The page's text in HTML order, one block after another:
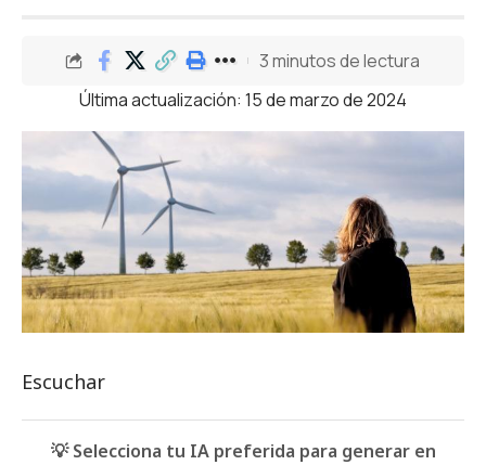
Última actualización: 15 de marzo de 2024
3 minutos de lectura
Escuchar
💡 Selecciona tu IA preferida para generar en